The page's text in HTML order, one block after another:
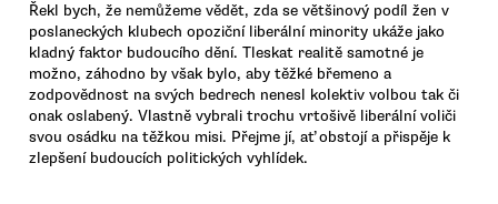
Řekl bych, že nemůžeme vědět, zda se většinový podíl žen v
poslaneckých klubech opoziční liberální minority ukáže jako
kladný faktor budoucího dění. Tleskat realitě samotné je
možno, záhodno by však bylo, aby těžké břemeno a
zodpovědnost na svých bedrech nenesl kolektiv volbou tak či
onak oslabený. Vlastně vybrali trochu vrtošivě liberální voliči
svou osádku na těžkou misi. Přejme jí, ať obstojí a přispěje k
zlepšení budoucích politických vyhlídek.